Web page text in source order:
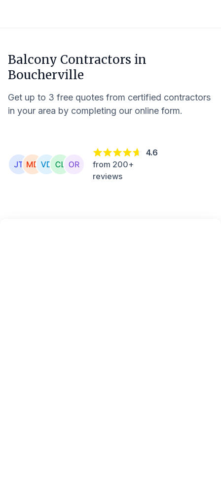
Balcony Contractors in
Boucherville
Get up to 3 free quotes from certified contractors
in your area by completing our online form.
4.6
from 200+
reviews